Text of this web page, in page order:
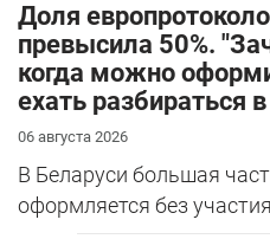
Доля
превысила 50%.
когда можно
ехать разбираться
06 августа 2026
В Беларуси большая
оформляется без